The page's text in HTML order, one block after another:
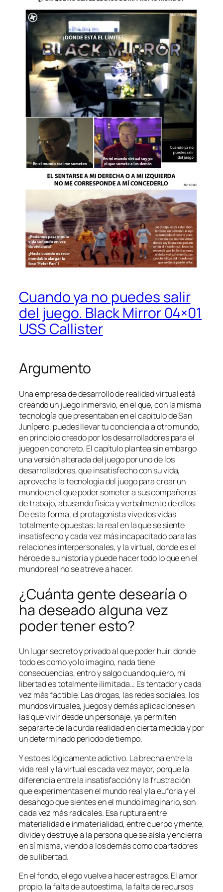
Cuando ya no puedes salir
del juego. Black Mirror 04×01
USS Callister
Argumento
Una empresa de desarrollo de realidad virtual está
creando un juego inmersvio, en el que, con la misma
tecnología que presentaban en el capítulo de San
Junípero, puedes llevar tu conciencia a otro mundo,
en principio creado por los desarrolladores para el
juego en concreto. El capítulo plantea sin embargo
una versión alterada del juego por uno de los
desarrolladores, que insatisfecho con su vida,
aprovecha la tecnología del juego para crear un
mundo en el que poder someter a sus compañeros
de trabajo, abusando física y verbalmente de ellos.
De esta forma, el protagonista vive dos vidas
totalmente opuestas: la real en la que se siente
insatisfecho y cada vez más incapacitado para las
relaciones interpersonales, y la virtual, donde es el
héroe de su historia y puede hacer todo lo que en el
mundo real no se atreve a hacer.
¿Cuánta gente desearía o
ha deseado alguna vez
poder tener esto?
Un lugar secreto y privado al que poder huir, donde
todo es como yo lo imagino, nada tiene
consecuencias, entro y salgo cuando quiero, mi
libertad es totalmente ilimitada… Es tentador y cada
vez más factible. Las drogas, las redes sociales, los
mundos virtuales, juegos y demás aplicaciones en
las que vivir desde un personaje, ya permiten
separarte de la curda realidad en cierta medida y por
un determinado periodo de tiempo.
Y esto es lógicamente adictivo. La brecha entre la
vida real y la virtual es cada vez mayor, porque la
diferencia entre la insatisfacción y la frustración
que experimentas en el mundo real y la euforia y el
desahogo que sientes en el mundo imaginario, son
cada vez más radicales. Esa ruptura entre
materialidad e inmaterialidad, entre cuerpo y mente,
divide y destruye a la persona que se aísla y encierra
en sí misma, viendo a los demás como coartadores
de su libertad.
En el fondo, el ego vuelve a hacer estragos. El amor
propio, la falta de autoestima, la falta de recursos